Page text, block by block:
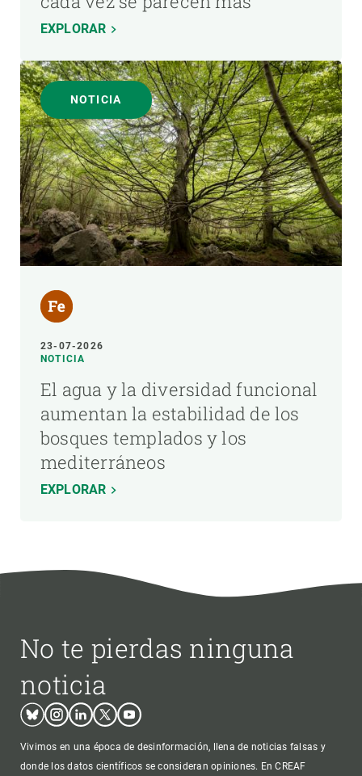
EXPLORAR
NOTICIA
23-07-2026
NOTICIA
El agua y la diversidad funcional
aumentan la estabilidad de los
bosques templados y los
mediterráneos
EXPLORAR
No te pierdas ninguna
noticia
BlueskyInstagram
LinkedinTwitterYoutube
Vivimos en una época de desinformación, llena de noticias falsas y
donde los datos científicos se consideran opiniones. En CREAF